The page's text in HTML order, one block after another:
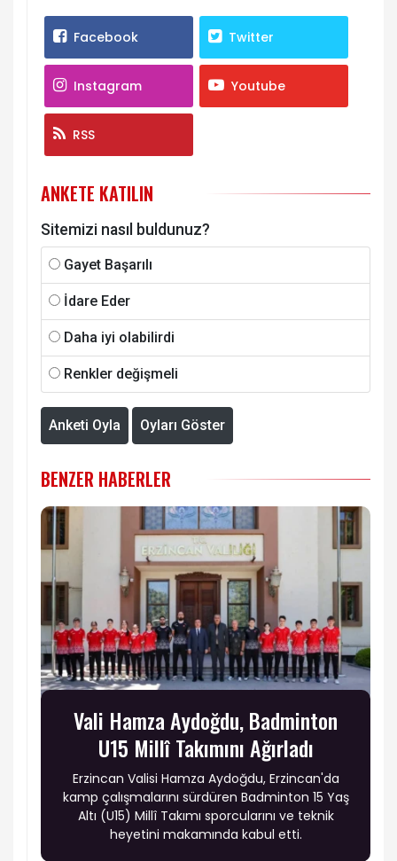
Facebook Twitter
Instagram Youtube
RSS
ANKETE KATILIN
Sitemizi nasıl buldunuz?
Gayet Başarılı
İdare Eder
Daha iyi olabilirdi
Renkler değişmeli
Anketi Oyla Oyları Göster
BENZER HABERLER
Vali Hamza Aydoğdu, Badminton
U15 Millî Takımını Ağırladı
Erzincan Valisi Hamza Aydoğdu, Erzincan'da
kamp çalışmalarını sürdüren Badminton 15 Yaş
Altı (U15) Millî Takımı sporcularını ve teknik
heyetini makamında kabul etti.